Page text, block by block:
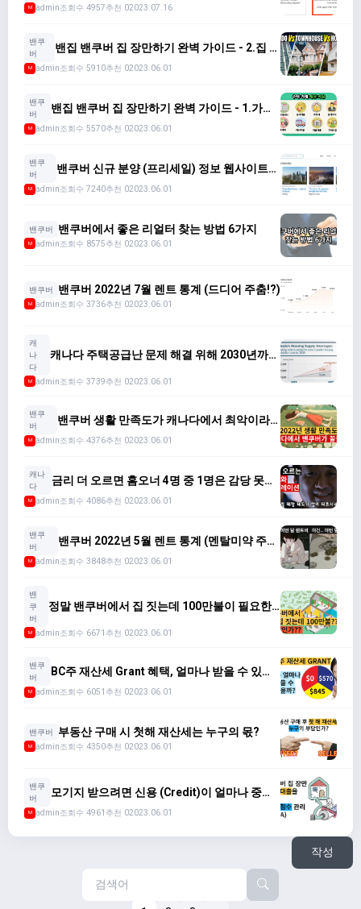
M admin조회수 4957추천 02023.07.16
밴쿠
버
밴집 밴쿠버 집 장만하기 완벽 가이드 - 2.집 종
M admin조회수 5910추천 02023.06.01
밴쿠
버
밴집 밴쿠버 집 장만하기 완벽 가이드 - 1.가용
M admin조회수 5570추천 02023.06.01
밴쿠
버
밴쿠버 신규 분양 (프리세일) 정보 웹사이트
M admin조회수 7240추천 02023.06.01
밴쿠버 밴쿠버에서 좋은 리얼터 찾는 방법 6가지
M admin조회수 8575추천 02023.06.01
밴쿠버 밴쿠버 2022년 7월 렌트 통계 (드디어 주춤!?)
M admin조회수 3736추천 02023.06.01
캐
나
다
캐나다 주택공급난 문제 해결 위해 2030년까지
M admin조회수 3739추천 02023.06.01
밴쿠
버
밴쿠버 생활 만족도가 캐나다에서 최악이라
M admin조회수 4376추천 02023.06.01
캐나
다
금리 더 오르면 홈오너 4명 중 1명은 감당 못해
M admin조회수 4086추천 02023.06.01
밴쿠
버
밴쿠버 2022년 5월 렌트 통계 (멘탈미약 주
M admin조회수 3848추천 02023.06.01
밴
쿠
버
정말 밴쿠버에서 집 짓는데 100만불이 필요한
M admin조회수 6671 추천 02023.06.01
밴쿠
버
BC주 재산세 Grant 혜택, 얼마나 받을 수 있나?
M admin조회수 6051 추천 02023.06.01
밴쿠버 부동산 구매 시 첫해 재산세는 누구의 몫?
M admin조회수 4350추천 02023.06.01
밴쿠
버
모기지 받으려면 신용 (Credit)이 얼마나 중요
M admin조회수 4961 추천 02023.06.01
작성